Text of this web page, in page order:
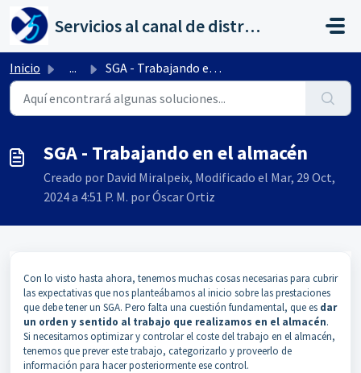
Saltar al contenido principal
Servicios al canal de distribución de AHORA
Inicio ... SGA - Trabajando en el almacén
SGA - Trabajando en el almacén
Creado por David Miralpeix, Modificado el Mar, 29 Oct,
2024 a 4:51 P. M. por Óscar Ortiz
Con lo visto hasta ahora, tenemos muchas cosas necesarias para cubrir
las expectativas que nos planteábamos al inicio sobre las prestaciones
que debe tener un SGA. Pero falta una cuestión fundamental, que es dar
un orden y sentido al trabajo que realizamos en el almacén.
Si necesitamos optimizar y controlar el coste del trabajo en el almacén,
tenemos que prever este trabajo, categorizarlo y proveerlo de
información para hacer posteriormente ese control.